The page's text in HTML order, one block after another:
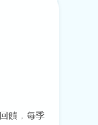
回饋，每季